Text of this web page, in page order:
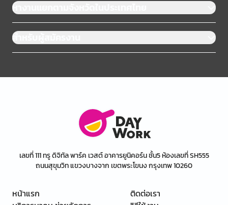
หางานแยกตามจังหวัดในประเทศไทย
สำหรับผู้สมัครงาน
เลขที่ 111 ทรู ดิจิทัล พาร์ค เวสต์ อาคารยูนิคอร์น ชั้น5 ห้องเลขที่ SH555
ถนนสุขุมวิท แขวงบางจาก เขตพระโขนง กรุงเทพ 10260
หน้าแรก
ติดต่อเรา